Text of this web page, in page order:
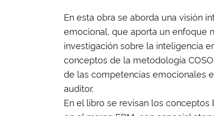
En esta obra se aborda una visión
emocional, que aporta un enfoque
investigación sobre la inteligencia
conceptos de la metodología
de las competencias emocionales
auditor.
En el libro se revisan los